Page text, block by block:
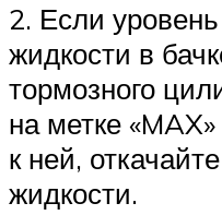
2. Если
жидкости в
тормозного
на метке
к ней,
жидкости.